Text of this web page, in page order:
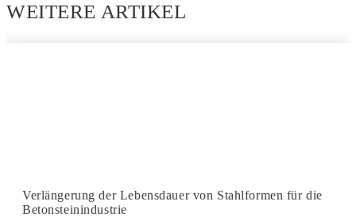
WEITERE ARTIKEL
Verlängerung der Lebensdauer von Stahlformen für die
Betonsteinindustrie